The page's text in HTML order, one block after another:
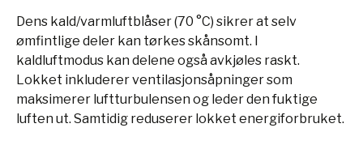
Dens kald/varmluftblåser (70 °C) sikrer at selv
ømfintlige deler kan tørkes skånsomt. I
kaldluftmodus kan delene også avkjøles raskt.
Lokket inkluderer ventilasjonsåpninger som
maksimerer luftturbulensen og leder den fuktige
luften ut. Samtidig reduserer lokket energiforbruket.